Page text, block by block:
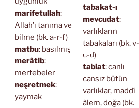
marifetullah:
Allah’ı tanıma ve
bilme (bk. a-r-f)
matbu: basılmış
merâtib:
mertebeler
neşretmek:
yaymak
tabakat-ı
mevcudat:
varlıkların
tabakaları (bk. v-
c-d)
tabiat: canlı
cansız bütün
varlıklar, maddî
âlem, doğa (bk.